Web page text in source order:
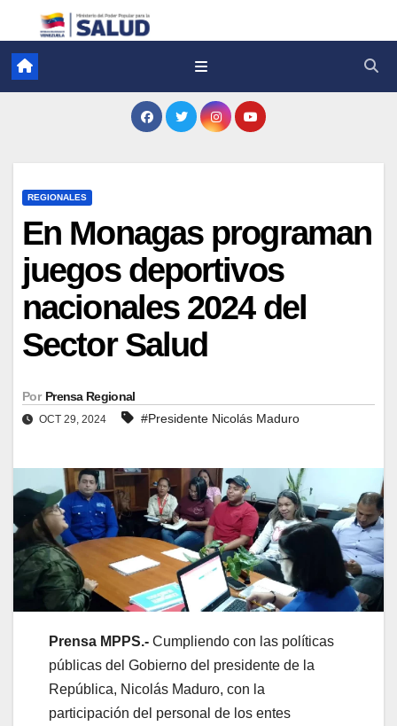
REGIONALES
En Monagas programan
juegos deportivos
nacionales 2024 del
Sector Salud
Por Prensa Regional
OCT 29, 2024 #Presidente Nicolás Maduro
Prensa MPPS.- Cumpliendo con las políticas
públicas del Gobierno del presidente de la
República, Nicolás Maduro, con la
participación del personal de los entes